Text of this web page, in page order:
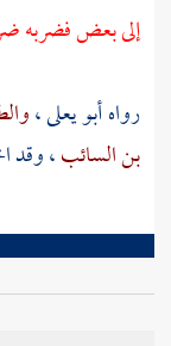
إلى بعض فضربه
رواهأبو يعلى،
بن السائب، وقد